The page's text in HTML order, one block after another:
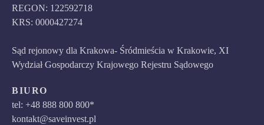
REGON: 122592718
KRS: 0000427274
Sąd rejonowy dla Krakowa- Śródmieścia w Krakowie, XI
Wydział Gospodarczy Krajowego Rejestru Sądowego
BIURO
tel: +48 888 800 800*
kontakt@saveinvest.pl